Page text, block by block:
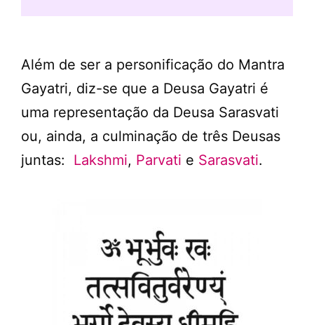
Além de ser a personificação do Mantra
Gayatri, diz-se que a Deusa Gayatri é
uma representação da Deusa Sarasvati
ou, ainda, a culminação de três Deusas
juntas: Lakshmi, Parvati e Sarasvati.